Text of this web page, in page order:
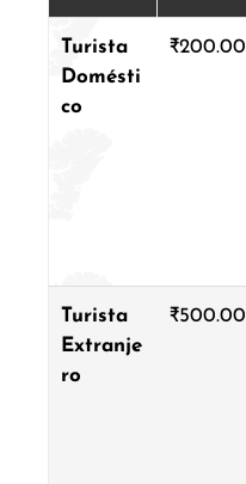
Turista
Domésti
co
₹200.00
Turista
Extranje
ro
₹500.00